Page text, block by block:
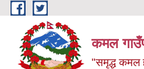
Skip to main content
कमल
"समृद्ध कमल